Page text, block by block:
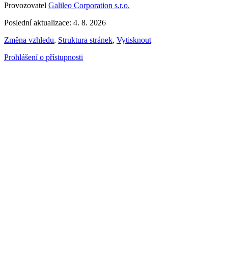
Provozovatel Galileo Corporation s.r.o.
Poslední aktualizace: 4. 8. 2026
Změna vzhledu, Struktura stránek, Vytisknout
Prohlášení o přístupnosti